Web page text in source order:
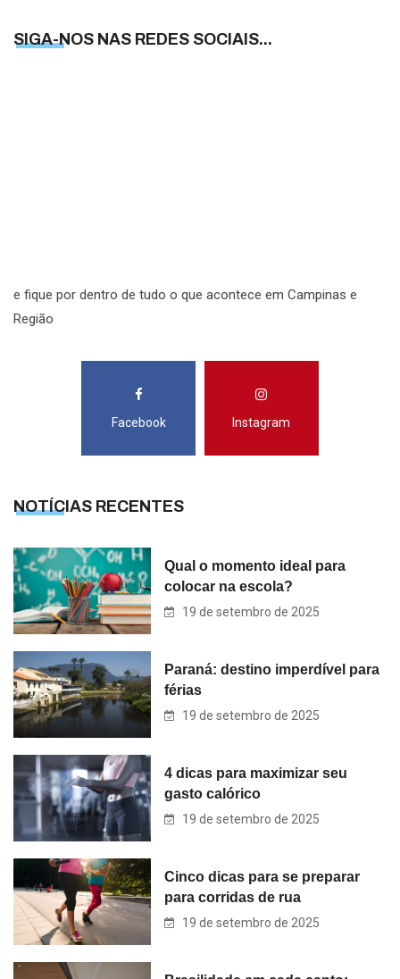
SIGA-NOS NAS REDES SOCIAIS...
e fique por dentro de tudo o que acontece em Campinas e
Região
Facebook Instagram
NOTÍCIAS RECENTES
Qual o momento ideal para
colocar na escola?
19 de setembro de 2025
Paraná: destino imperdível para
férias
19 de setembro de 2025
4 dicas para maximizar seu
gasto calórico
19 de setembro de 2025
Cinco dicas para se preparar
para corridas de rua
19 de setembro de 2025